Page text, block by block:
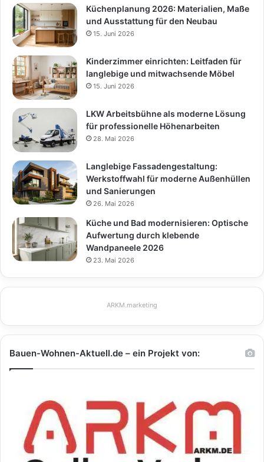
Küchenplanung 2026: Materialien, Maße
und Ausstattung für den Neubau
15. Juni 2026
Kinderzimmer einrichten: Leitfaden für
langlebige und mitwachsende Möbel
15. Juni 2026
LKW Arbeitsbühne als moderne Lösung
für professionelle Höhenarbeiten
28. Mai 2026
Langlebige Fassadengestaltung:
Werkstoffwahl für moderne Außenhüllen
und Sanierungen
26. Mai 2026
Küche und Bad modernisieren: Optische
Aufwertung durch klebende
Wandpaneele 2026
23. Mai 2026
ARKM.marketing
Bauen-Wohnen-Aktuell.de – ein Projekt von: